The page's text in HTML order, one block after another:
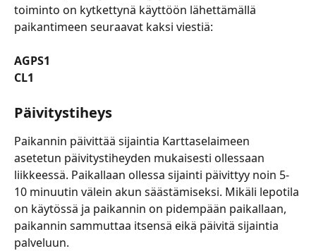
toiminto on kytkettynä käyttöön lähettämällä
paikantimeen seuraavat kaksi viestiä:
AGPS1
CL1
Päivitystiheys
Paikannin päivittää sijaintia Karttaselaimeen
asetetun päivitystiheyden mukaisesti ollessaan
liikkeessä. Paikallaan ollessa sijainti päivittyy noin 5-
10 minuutin välein akun säästämiseksi. Mikäli lepotila
on käytössä ja paikannin on pidempään paikallaan,
paikannin sammuttaa itsensä eikä päivitä sijaintia
palveluun.